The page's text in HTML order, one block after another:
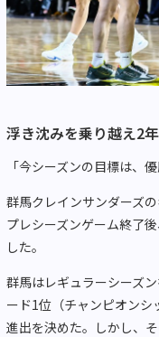
浮き沈みを乗り越え2
「今シーズンの目標は、優
群馬クレインサンダーズ
プレシーズンゲーム終了
した。
群馬はレギュラーシーズ
ード1位（チャンピオン
進出を決めた。しかし、